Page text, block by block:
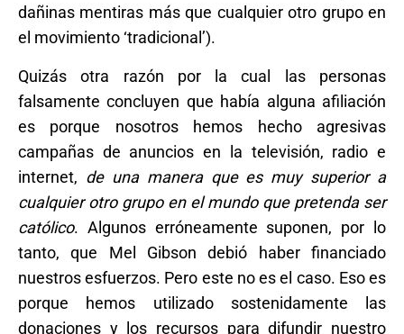
dañinas mentiras más que cualquier otro grupo en
el movimiento ‘tradicional’).
Quizás otra razón por la cual las personas
falsamente concluyen que había alguna afiliación
es porque nosotros hemos hecho agresivas
campañas de anuncios en la televisión, radio e
internet, de una manera que es muy superior a
cualquier otro grupo en el mundo que pretenda ser
católico. Algunos erróneamente suponen, por lo
tanto, que Mel Gibson debió haber financiado
nuestros esfuerzos. Pero este no es el caso. Eso es
porque hemos utilizado sostenidamente las
donaciones y los recursos para difundir nuestro